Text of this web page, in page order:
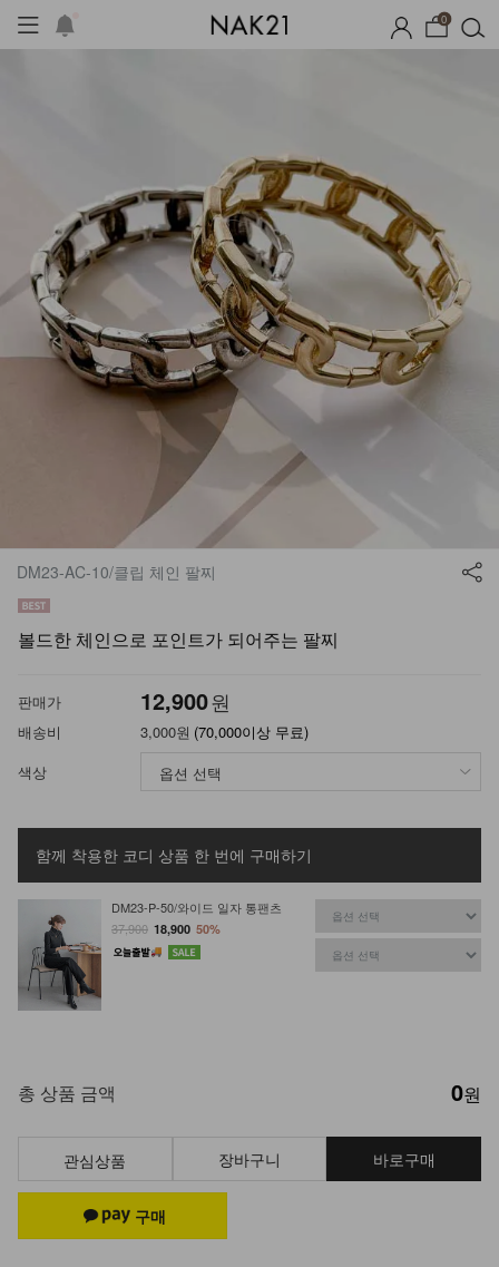
0
여름 잠옷 장마템 기획전
DM23-AC-10/클립 체인 팔찌
볼드한 체인으로 포인트가 되어주는 팔찌
판매가 12,900원
배송비 3,000원 (70,000이상 무료)
색상
함께 착용한 코디 상품 한 번에 구매하기
DM23-P-50/와이드 일자 통팬츠
37,900 18,900 50%
총 상품 금액 0원
관심상품 장바구니 바로구매